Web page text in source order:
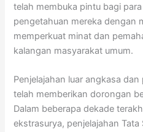
telah membuka pintu bagi
pengetahuan mereka dengan
memperkuat minat dan
kalangan masyarakat umum.
Penjelajahan luar angkasa
telah memberikan dorongan
Dalam beberapa dekade
ekstrasurya, penjelajahan